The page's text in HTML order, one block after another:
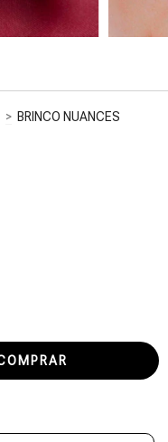
> BRINCO NUANCES